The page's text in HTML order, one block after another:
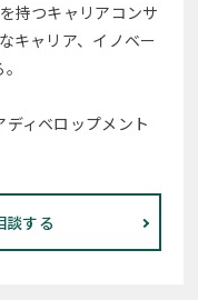
持つキャリアコンサ
キャリア、イノベー
ィベロップメント
談する